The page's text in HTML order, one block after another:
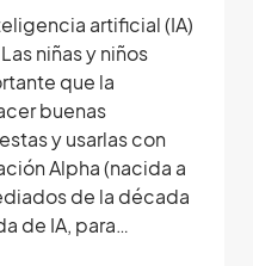
artificial (IA)
niñas y niños
que la
buenas
y usarlas con
Alpha (nacida a
de la década
de IA, para…